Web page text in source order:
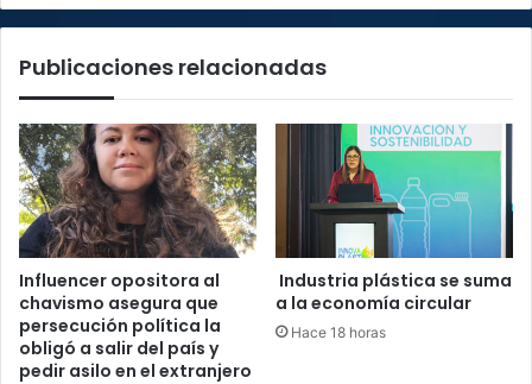
Publicaciones relacionadas
Influencer opositora al
chavismo asegura que
persecución política la
obligó a salir del país y
pedir asilo en el extranjero
Industria plástica se suma
a la economía circular
Hace 18 horas